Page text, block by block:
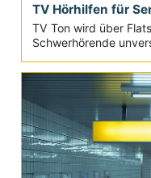
TV Hörhilfen für
TV Ton wird über
Schwerhörende